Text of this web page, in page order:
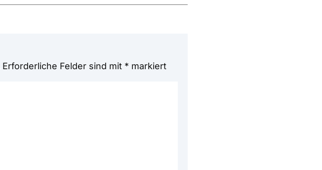
Erforderliche Felder sind mit * markiert